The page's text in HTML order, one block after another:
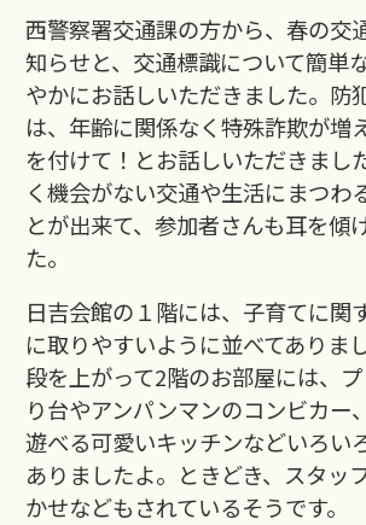
西警察署交通課の方から、春の交
知らせと、交通標識について簡単
やかにお話しいただきました。防
は、年齢に関係なく特殊詐欺が増
を付けて！とお話しいただきまし
く機会がない交通や生活にまつわ
とが出来て、参加者さんも耳を傾
た。
日吉会館の１階には、子育てに関
に取りやすいように並べてあ
段を上がって2階のお部屋には、
り台やアンパンマンのコンビカー
遊べる可愛いキッチンなどいろい
ありましたよ。ときどき、スタッ
かせなどもされているそうです。